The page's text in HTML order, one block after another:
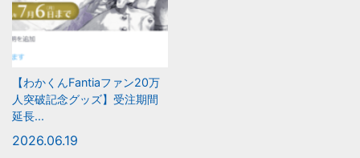
【わかくんFantiaファン20万
人突破記念グッズ】受注期間
延長...
2026.06.19